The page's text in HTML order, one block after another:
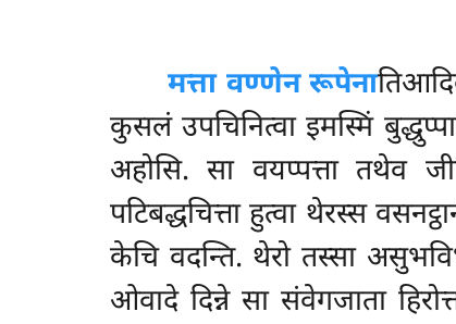
मत्ता वण्णेन रूपेना
कुसलं उपचिनित्वा इमस्मिं
अहोसि. सा वयप्पत्ता तथेव
पटिबद्धचित्ता हुत्वा थेरस्स
केचि वदन्ति. थेरो तस्सा
ओवादे दिन्ने सा संवेगजाता